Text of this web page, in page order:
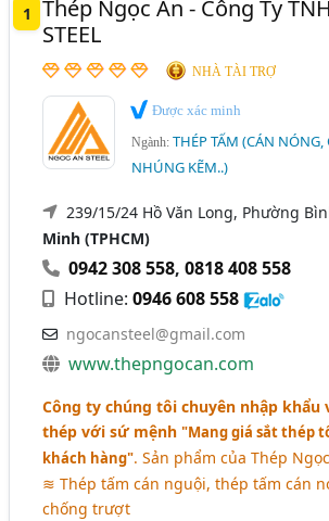
Thép Cuộn (Cán Nóng, Cán Nguội, Mạ
Thép Chế Tạo (185)
Thép - Thép Nhập Khẩu (96)
Thép - Nhà Sản Xuất Thép (94)
Phôi Kim Loại (Phôi Đồng, Nhôm, Sắt,
Thái Nguyên
Thừa Thiên Huế
Bắc Giang
Bình Định Gia Lai
Kiên Giang
Kon Tum
Quảng Ngãi
Tây Ninh
Tiền
1
Thép Ngọc An - Công Ty
STEEL
NHÀ TÀI TRỢ
Được xác minh
Ngành:THÉP TẤM (CÁN
NHÚNG KẼM..)
239/15/24 Hồ Văn Long, Phường
Minh (TPHCM)
0942 308 558,0818 408 558
Hotline:0946 608 558
ngocansteel@gmail.com
www.thepngocan.com
Công ty chúng tôi chuyên nhập khẩu
thép với sứ mệnh"Mang giá sắt thép
khách hàng". Sản phẩm của Thép
≋ Thép tấm cán nguội, thép tấm cán
chống trượt